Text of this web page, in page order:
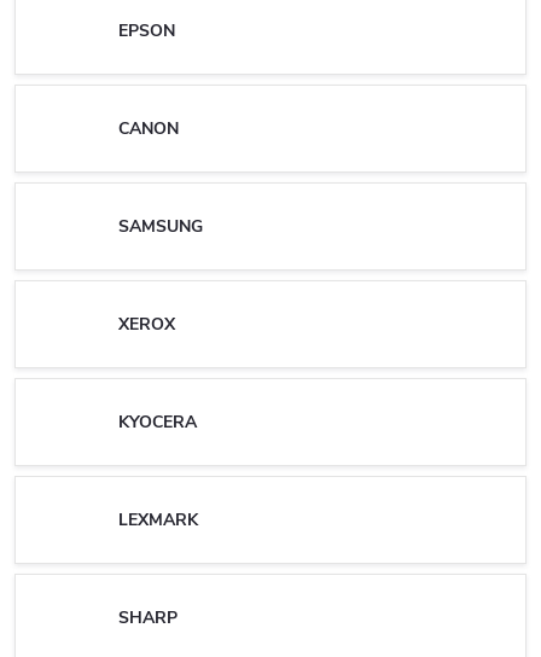
EPSON
CANON
SAMSUNG
XEROX
KYOCERA
LEXMARK
SHARP